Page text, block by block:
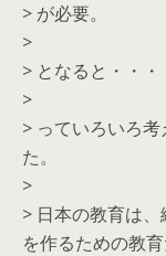
> が必要。
>
> となると・・・
>
> っていろいろ
た。
>
> 日本の教育は
を作るための教育